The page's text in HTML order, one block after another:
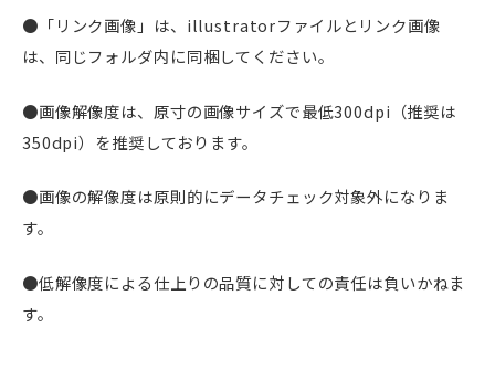
●「リンク画像」は、illustratorファイルとリンク画像
は、同じフォルダ内に同梱してください。
●画像解像度は、原寸の画像サイズで最低300dpi（推奨は
350dpi）を推奨しております。
●画像の解像度は原則的にデータチェック対象外になりま
す。
●低解像度による仕上りの品質に対しての責任は負いかねま
す。